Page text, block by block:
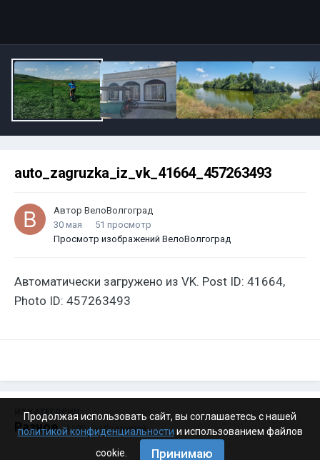
auto_zagruzka_iz_vk_41664_457263493
Автор ВелоВолгоград
30 мая
51 просмотр
Просмотр изображений ВелоВолгоград
Автоматически загружено из VK. Post ID: 41664,
Photo ID: 457263493
ИЗ КАТЕГОРИИ:
Разное · 4 199 изображений
Продолжая использовать сайт, вы соглашаетесь с нашей
политикой конфиденциальности и использованием файлов
cookie.
Принимаю